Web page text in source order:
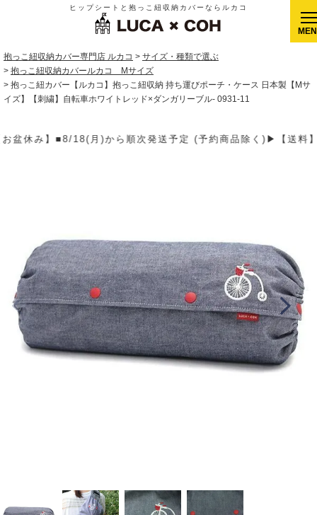
ヒップシートと抱っこ紐収納カバーならルカコ
抱っこ紐収納カバー専門店 ルカコ
サイズ・種類で選ぶ
抱っこ紐収納カバールカコ Mサイズ
抱っこ紐カバー【ルカコ】抱っこ紐収納 持ち運びポーチ・ケース 日本製【Mサ
イズ】【刺繍】自転車ホワイトレッド×ダンガリーブル- 0931-11
く)▶【送料】ゆうパケット400円(全国一律)、ゆうパック